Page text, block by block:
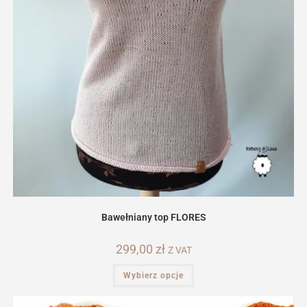
Bawełniany top FLORES
299,00 zł Z VAT
Wybierz opcje